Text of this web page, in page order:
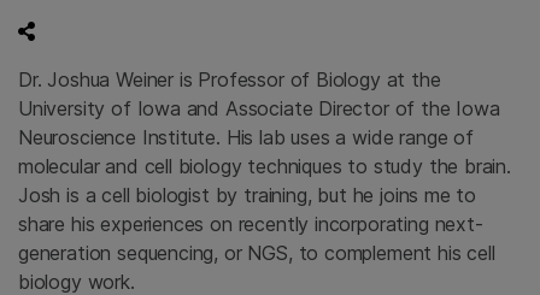
Dr. Joshua Weiner is Professor of Biology at the
University of Iowa and Associate Director of the Iowa
Neuroscience Institute. His lab uses a wide range of
molecular and cell biology techniques to study the brain.
Josh is a cell biologist by training, but he joins me to
share his experiences on recently incorporating next-
generation sequencing, or NGS, to complement his cell
biology work.